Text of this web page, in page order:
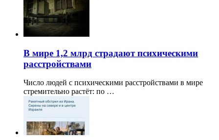
В мире 1,2 млрд страдают психическими
расстройствами
Число людей с психическими расстройствами в мире
стремительно растёт: по …